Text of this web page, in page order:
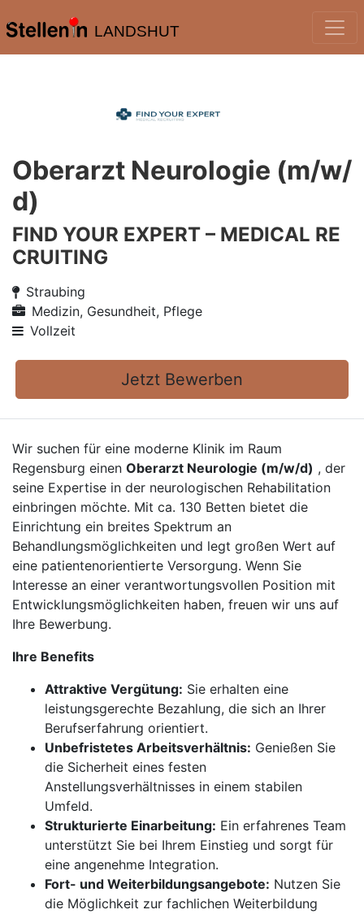
LANDSHUT
Oberarzt Neurologie (m/w/
d)
FIND YOUR EXPERT – MEDICAL RE
CRUITING
Straubing
Medizin, Gesundheit, Pflege
Vollzeit
Jetzt Bewerben
Wir suchen für eine moderne Klinik im Raum
Regensburg einen Oberarzt Neurologie (m/w/d) , der
seine Expertise in der neurologischen Rehabilitation
einbringen möchte. Mit ca. 130 Betten bietet die
Einrichtung ein breites Spektrum an
Behandlungsmöglichkeiten und legt großen Wert auf
eine patientenorientierte Versorgung. Wenn Sie
Interesse an einer verantwortungsvollen Position mit
Entwicklungsmöglichkeiten haben, freuen wir uns auf
Ihre Bewerbung.
Ihre Benefits
Attraktive Vergütung: Sie erhalten eine
leistungsgerechte Bezahlung, die sich an Ihrer
Berufserfahrung orientiert.
Unbefristetes Arbeitsverhältnis: Genießen Sie
die Sicherheit eines festen
Anstellungsverhältnisses in einem stabilen
Umfeld.
Strukturierte Einarbeitung: Ein erfahrenes Team
unterstützt Sie bei Ihrem Einstieg und sorgt für
eine angenehme Integration.
Fort- und Weiterbildungsangebote: Nutzen Sie
die Möglichkeit zur fachlichen Weiterbildung